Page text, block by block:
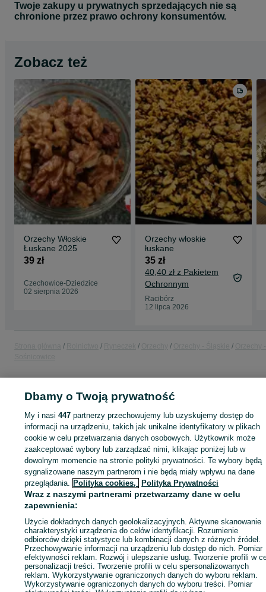
Twoje zakupy u prywatnych sprzedających nie są
chronione przez prawo ochrony konsumentów.
Zobacz też
Orzechy Włoskie
Łuskane 2025
39 zł
Czechowice-Dziedzice
02 sierpnia 2026
Orzechy włoskie
łuskane
35 zł
40,40 zł z Pakietem
Ochronnym
Racibórz
12 lipca 2026
ID:1064420643 Wyświetlenia:
Zaloguj się lub załóż konto na OLX, aby skontaktować się z
sprzedającym
Zaloguj się / Załóż konto
Kup
Dbamy o Twoją prywatność
My i nasi447 partnerzy przechowujemy lub uzyskujemy dostęp do
informacji na urządzeniu, takich jak unikalne identyfikatory w plikach
cookie w celu przetwarzania danych osobowych. Użytkownik może
zaakceptować wybory lub zarządzać nimi, klikając poniżej lub w
dowolnym momencie na stronie polityki prywatności. Te wybory będą
sygnalizowane naszym partnerom i nie będą miały wpływu na dane
przeglądania. Polityka cookies, Polityka Prywatności
Wraz z naszymi partnerami przetwarzamy dane w celu
zapewnienia:
Użycie dokładnych danych geolokalizacyjnych. Aktywne skanowanie
charakterystyki urządzenia do celów identyfikacji. Rozumienie
odbiorców dzięki statystyce lub kombinacji danych z różnych źródeł.
Przechowywanie informacji na urządzeniu lub dostęp do nich. Pomiar
efektywności reklam. Rozwój i ulepszanie usług. Tworzenie profili w
personalizacji treści. Tworzenie profili w celu spersonalizowanych
reklam. Wykorzystywanie ograniczonych danych do wyboru reklam.
Wykorzystywanie ograniczonych danych do wyboru treści. Pomiar